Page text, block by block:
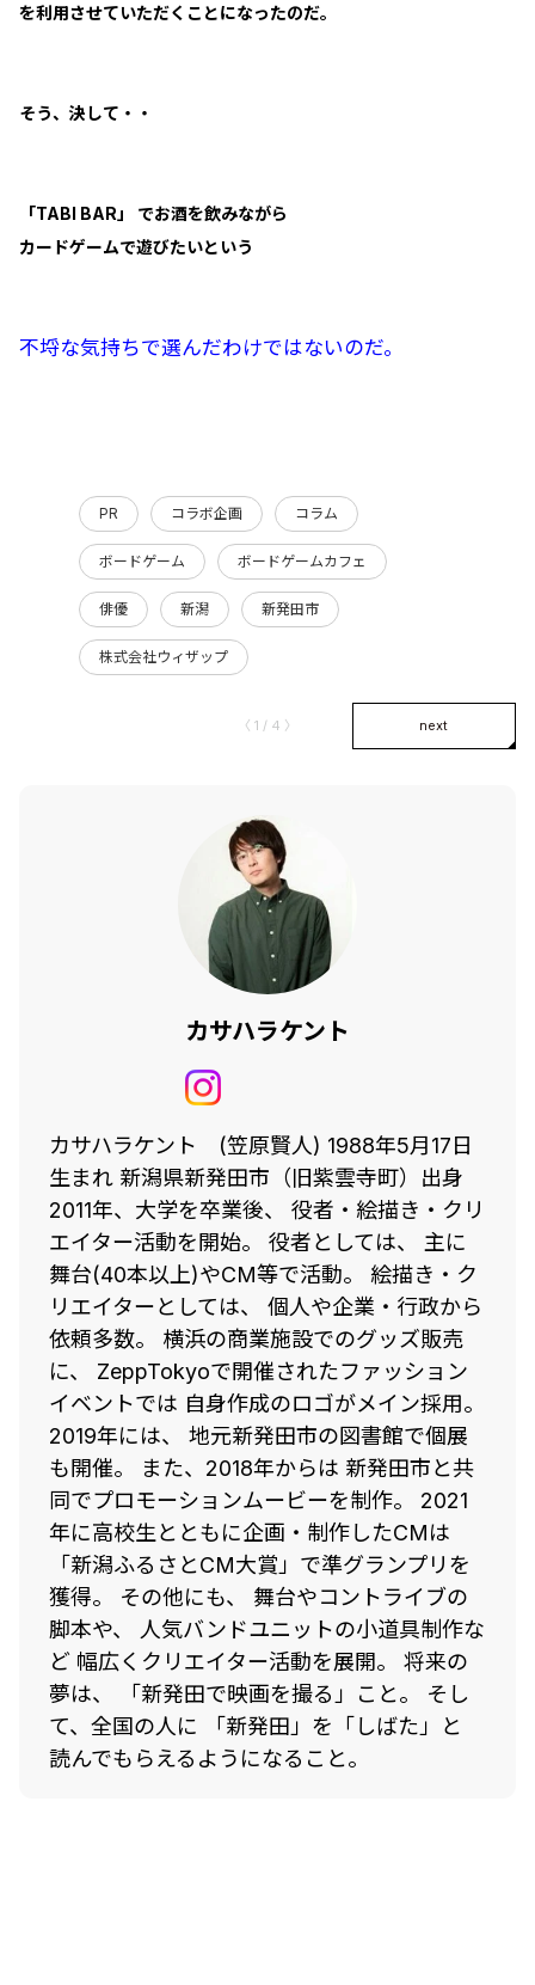
を利用させていただくことになったのだ。
そう、決して・・
「TABI BAR」 でお酒を飲みながら
カードゲームで遊びたいという
不埒な気持ちで選んだわけではないのだ。
PR コラボ企画 コラム
ボードゲーム ボードゲームカフェ
俳優 新潟 新発田市
株式会社ウィザップ
〈 1 / 4 〉 next
カサハラケント
カサハラケント (笠原賢人) 1988年5月17日
生まれ 新潟県新発田市（旧紫雲寺町）出身
2011年、大学を卒業後、 役者・絵描き・クリ
エイター活動を開始。 役者としては、 主に
舞台(40本以上)やCM等で活動。 絵描き・ク
リエイターとしては、 個人や企業・行政から
依頼多数。 横浜の商業施設でのグッズ販売
に、 ZeppTokyoで開催されたファッション
イベントでは 自身作成のロゴがメイン採用。
2019年には、 地元新発田市の図書館で個展
も開催。 また、2018年からは 新発田市と共
同でプロモーションムービーを制作。 2021
年に高校生とともに企画・制作したCMは
「新潟ふるさとCM大賞」で準グランプリを
獲得。 その他にも、 舞台やコントライブの
脚本や、 人気バンドユニットの小道具制作な
ど 幅広くクリエイター活動を展開。 将来の
夢は、 「新発田で映画を撮る」こと。 そし
て、全国の人に 「新発田」を「しばた」と
読んでもらえるようになること。